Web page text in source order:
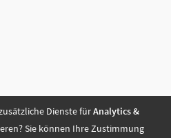
Dienste fürAnalytics &
Sie können Ihre Zustimmung